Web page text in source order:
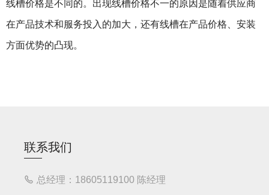
线槽价格是不同的。出现线槽价格不一的原因是随着供应商
在产品技术和服务投入的加大，还有线槽在产品价格、安装
方面优势的凸现。
联系我们
总经理：18605119100 陈经理